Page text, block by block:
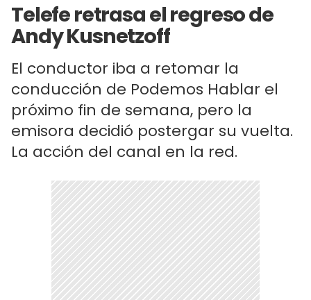
Telefe retrasa el regreso de
Andy Kusnetzoff
El conductor iba a retomar la
conducción de Podemos Hablar el
próximo fin de semana, pero la
emisora decidió postergar su vuelta.
La acción del canal en la red.